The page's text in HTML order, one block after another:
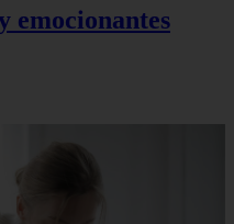
emocionantes